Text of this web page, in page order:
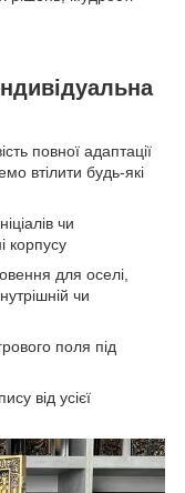
повної адаптації
втілити будь-які
чи
корпусу
для оселі,
чи
поля під
від усієї